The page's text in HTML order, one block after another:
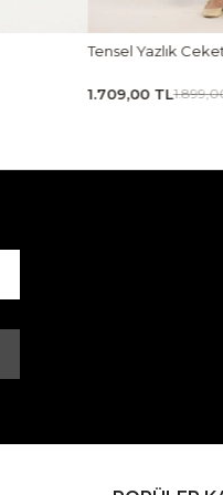
Tensel Jile Elbise
1.979,00 TL2.199,00